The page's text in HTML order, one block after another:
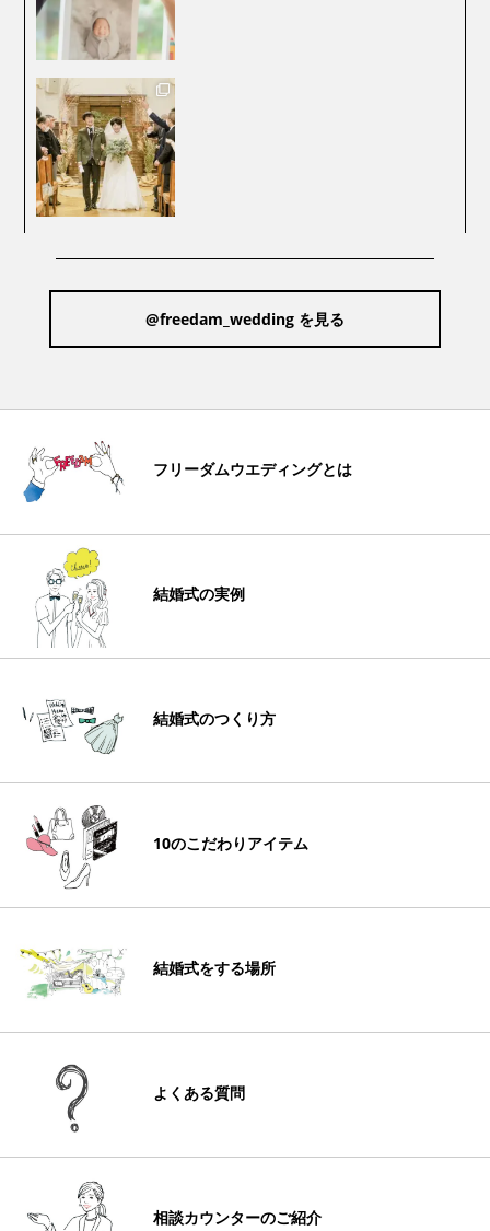
@freedam_wedding を見る
フリーダムウエディングとは
結婚式の実例
結婚式のつくり方
10のこだわりアイテム
結婚式をする場所
よくある質問
相談カウンターのご紹介